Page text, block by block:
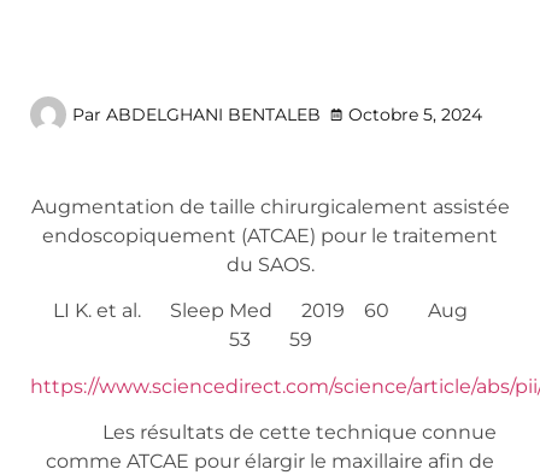
Par ABDELGHANI BENTALEB Octobre 5, 2024
Augmentation de taille chirurgicalement assistée
endoscopiquement (ATCAE) pour le traitement
du SAOS.
LI K. et al. Sleep Med 2019 60 Aug
53 59
https://www.sciencedirect.com/science/article/abs/pii/
Les résultats de cette technique connue
comme ATCAE pour élargir le maxillaire afin de